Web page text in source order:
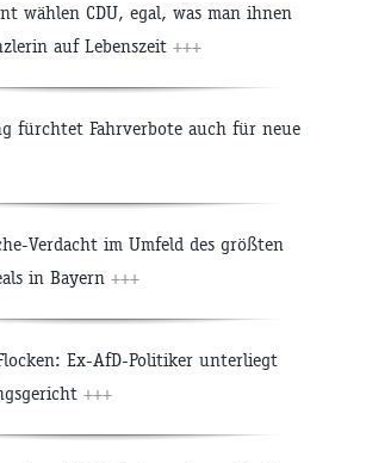
wählen CDU, egal, was man ihnen
auf Lebenszeit +++
fürchtet Fahrverbote auch für neue
Verdacht im Umfeld des größten
in Bayern +++
Ex-AfD-Politiker unterliegt
+++